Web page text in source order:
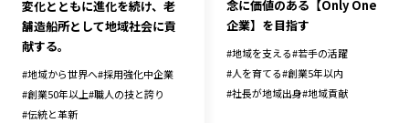
変化とともに進化を続け、老
舗造船所として地域社会に貢
献する。
#地域から世界へ#採用強化中企業
#創業50年以上#職人の技と誇り
#伝統と革新
念に価値のある【Only One
企業】を目指す
#地域を支える#若手の活躍
#人を育てる#創業5年以内
#社長が地域出身#地域貢献